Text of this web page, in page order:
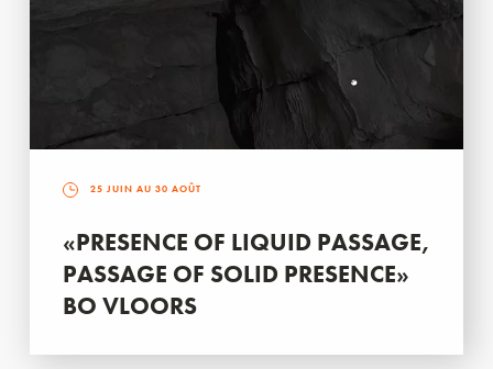
25 JUIN AU 30 AOÛT
«PRESENCE OF LIQUID PASSAGE,
PASSAGE OF SOLID PRESENCE»
BO VLOORS